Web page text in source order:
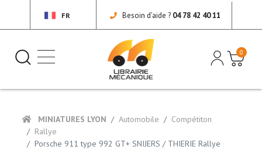
FR Besoin d’aide ? 04 78 42 40 11
0
MINIATURES LYON Automobile
Compétiton
Rallye
Porsche 911 type 992 GT+ SNIJERS / THIERIE Rallye